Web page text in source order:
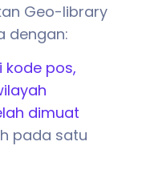
Geo-library
dengan:
kode pos,
dimuat
pada satu